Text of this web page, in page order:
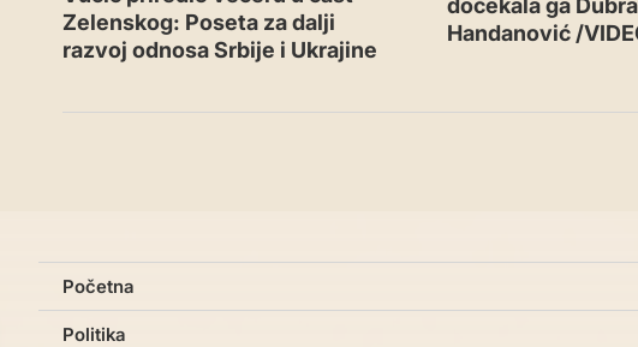
Zelenskog: Poseta za dalji
razvoj odnosa Srbije i Ukrajine
dočekala ga
Handanović /
Početna
Politika